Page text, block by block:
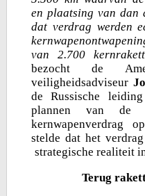
en plaatsing van
dat verdrag werden
van 2.700
bezocht de
veiligheidsadviseur
de Russische
plannen van
kernwapenverdrag
stelde dat het
strategische realiteit
Terug